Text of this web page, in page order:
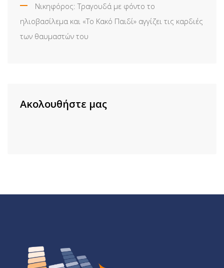
Νικηφόρος: Τραγουδά με φόντο το
ηλιοβασίλεμα και «Το Κακό Παιδί» αγγίζει τις καρδιές
των θαυμαστών του
Ακολουθήστε μας